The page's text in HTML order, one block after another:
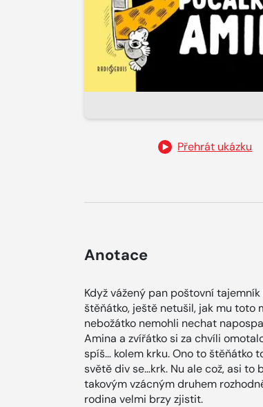
Přehrát ukázku
Anotace
Když vážený pan poštovní
štěňátko, ještě netušil, jak mu toto
nebožátko nemohli nechat
Amina a zvířátko si za chvíli
spíš… kolem krku. Ono to štěňátko
světě div se…krk. Nu ale což, asi to
takovým vzácným druhem
rodina velmi brzy zjistit.